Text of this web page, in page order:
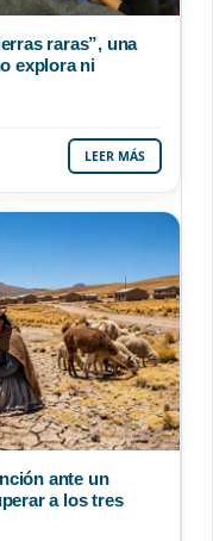
raras”, una
explora ni
LEER MÁS
ante un
a los tres